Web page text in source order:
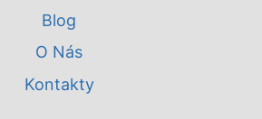
Blog
O Nás
Kontakty